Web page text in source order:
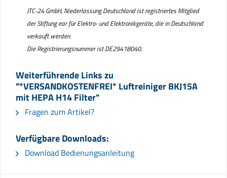
JTC-24 GmbH, Niederlassung Deutschland ist registriertes Mitglied
der Stiftung ear für Elektro- und Elektronikgeräte, die in Deutschland
verkauft werden.
Die Registrierungsnummer ist DE29418040.
Weiterführende Links zu
"*VERSANDKOSTENFREI* Luftreiniger BKJ15A
mit HEPA H14 Filter"
Fragen zum Artikel?
Verfügbare Downloads:
Download Bedienungsanleitung